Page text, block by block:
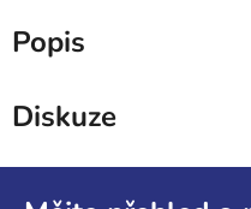
Popis
Diskuze